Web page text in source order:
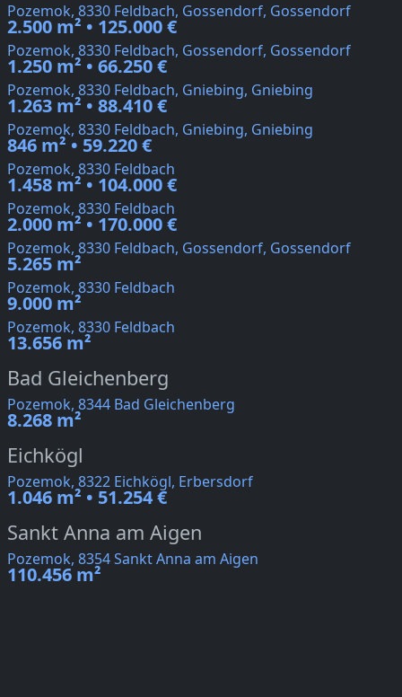
Pozemok, 8330 Feldbach, Gossendorf, Gossendorf
2.500 m² • 125.000 €
Pozemok, 8330 Feldbach, Gossendorf, Gossendorf
1.250 m² • 66.250 €
Pozemok, 8330 Feldbach, Gniebing, Gniebing
1.263 m² • 88.410 €
Pozemok, 8330 Feldbach, Gniebing, Gniebing
846 m² • 59.220 €
Pozemok, 8330 Feldbach
1.458 m² • 104.000 €
Pozemok, 8330 Feldbach
2.000 m² • 170.000 €
Pozemok, 8330 Feldbach, Gossendorf, Gossendorf
5.265 m²
Pozemok, 8330 Feldbach
9.000 m²
Pozemok, 8330 Feldbach
13.656 m²
Bad Gleichenberg
Pozemok, 8344 Bad Gleichenberg
8.268 m²
Eichkögl
Pozemok, 8322 Eichkögl, Erbersdorf
1.046 m² • 51.254 €
Sankt Anna am Aigen
Pozemok, 8354 Sankt Anna am Aigen
110.456 m²